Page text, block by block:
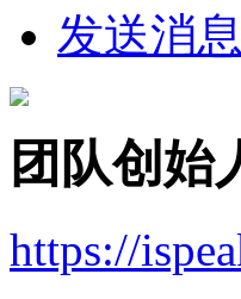
发送消息
团队创始
https://